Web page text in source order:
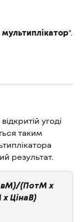
".
угоді
таким
результат.
(ПотМ x
ЦінаВ)